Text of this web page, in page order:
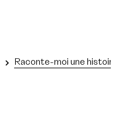
Raconte-moi une histoire